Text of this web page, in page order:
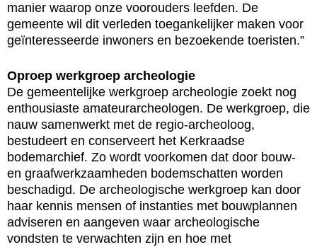
manier waarop onze voorouders leefden. De
gemeente wil dit verleden toegankelijker maken voor
geïnteresseerde inwoners en bezoekende toeristen.”
Oproep werkgroep archeologie
De gemeentelijke werkgroep archeologie zoekt nog
enthousiaste amateurarcheologen. De werkgroep, die
nauw samenwerkt met de regio-archeoloog,
bestudeert en conserveert het Kerkraadse
bodemarchief. Zo wordt voorkomen dat door bouw-
en graafwerkzaamheden bodemschatten worden
beschadigd. De archeologische werkgroep kan door
haar kennis mensen of instanties met bouwplannen
adviseren en aangeven waar archeologische
vondsten te verwachten zijn en hoe met